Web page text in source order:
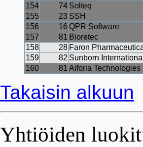
154
74 Solteq
155
23 SSH
156
16 QPR Software
157
81 Bioretec
158
28 Faron
159
82 Sunborn International
160
81 Aiforia Technologies
Takaisin alkuun
Yhtiöiden